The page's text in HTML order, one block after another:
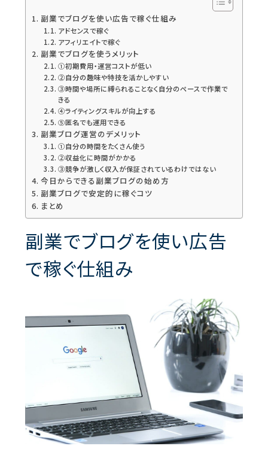
副業でブログを使い広告で稼ぐ仕組み
アドセンスで稼ぐ
アフィリエイトで稼ぐ
副業でブログを使うメリット
①初期費用・運営コストが低い
②自分の趣味や特技を活かしやすい
③時間や場所に縛られることなく自分のペースで作業で
きる
④ライティングスキルが向上する
⑤匿名でも運用できる
副業ブログ運営のデメリット
①自分の時間をたくさん使う
②収益化に時間がかかる
③競争が激しく収入が保証されているわけではない
今日からできる副業ブログの始め方
副業ブログで安定的に稼ぐコツ
まとめ
副業でブログを使い広告
で稼ぐ仕組み